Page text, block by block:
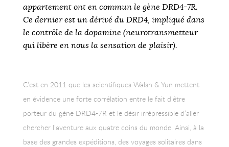
appartement ont en commun le gène DRD4-7R.
Ce dernier est un dérivé du DRD4, impliqué dans
le contrôle de la dopamine (neurotransmetteur
qui libère en nous la sensation de plaisir).
C’est en 2011 que les scientifiques Walsh & Yun mettent
en évidence une forte corrélation entre le fait d’être
porteur du gène DRD4-7R et le désir irrépressible d’aller
chercher l’aventure aux quatre coins du monde. Ainsi, à la
base des grandes expéditions, des voyages solitaires dans